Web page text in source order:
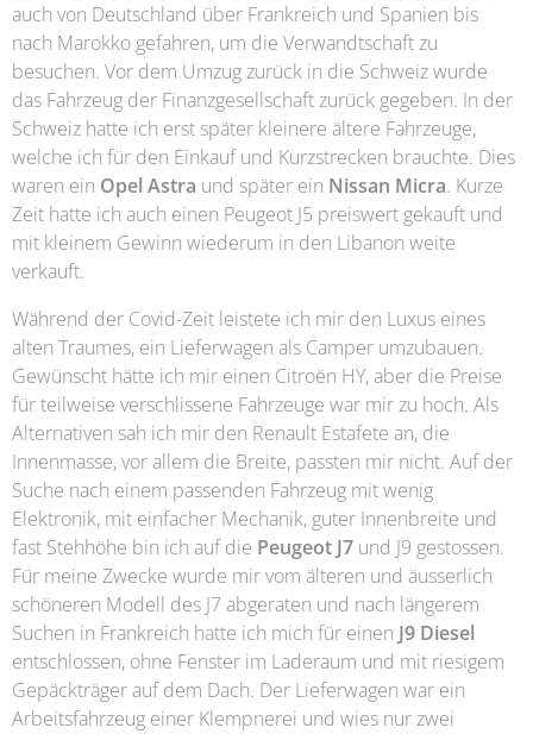
auch von Deutschland über Frankreich und Spanien bis
nach Marokko gefahren, um die Verwandtschaft zu
besuchen. Vor dem Umzug zurück in die Schweiz wurde
das Fahrzeug der Finanzgesellschaft zurück gegeben. In der
Schweiz hatte ich erst später kleinere ältere Fahrzeuge,
welche ich für den Einkauf und Kurzstrecken brauchte. Dies
waren ein Opel Astra und später ein Nissan Micra. Kurze
Zeit hatte ich auch einen Peugeot J5 preiswert gekauft und
mit kleinem Gewinn wiederum in den Libanon weite
verkauft.
Während der Covid-Zeit leistete ich mir den Luxus eines
alten Traumes, ein Lieferwagen als Camper umzubauen.
Gewünscht hätte ich mir einen Citroën HY, aber die Preise
für teilweise verschlissene Fahrzeuge war mir zu hoch. Als
Alternativen sah ich mir den Renault Estafete an, die
Innenmasse, vor allem die Breite, passten mir nicht. Auf der
Suche nach einem passenden Fahrzeug mit wenig
Elektronik, mit einfacher Mechanik, guter Innenbreite und
fast Stehhöhe bin ich auf die Peugeot J7 und J9 gestossen.
Für meine Zwecke wurde mir vom älteren und äusserlich
schöneren Modell des J7 abgeraten und nach längerem
Suchen in Frankreich hatte ich mich für einen J9 Diesel
entschlossen, ohne Fenster im Laderaum und mit riesigem
Gepäckträger auf dem Dach. Der Lieferwagen war ein
Arbeitsfahrzeug einer Klempnerei und wies nur zwei